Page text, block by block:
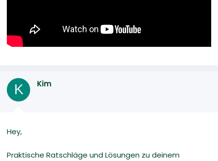
K Kim
Hey,
Praktische Ratschläge und Lösungen zu deinem